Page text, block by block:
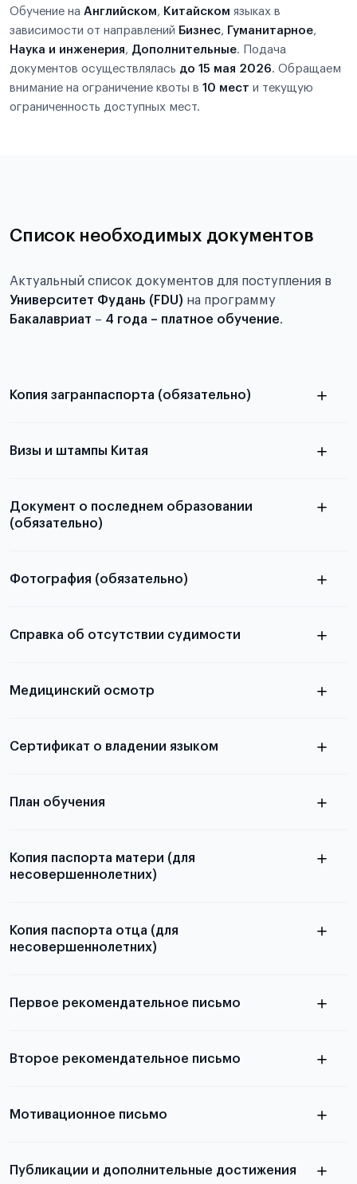
Обучение на Английском, Китайском языках в
зависимости от направлений Бизнес, Гуманитарное,
Наука и инженерия, Дополнительные. Подача
документов осуществлялась до 15 мая 2026. Обращаем
внимание на ограничение квоты в 10 мест и текущую
ограниченность доступных мест.
Список необходимых документов
Актуальный список документов для поступления в
Университет Фудань (FDU) на программу
Бакалавриат – 4 года – платное обучение.
Копия загранпаспорта (обязательно)
паспорта
Визы и штампы Китая
Документ о последнем образовании
(обязательно)
абитуриентов, изложена в статье.
Фотография (обязательно)
принимаются
Справка об отсутствии судимости
Медицинский осмотр
Для примеров заполнения и пустых
Сертификат о владении языком
План обучения
Копия паспорта матери (для
несовершеннолетних)
Копия паспорта отца (для
несовершеннолетних)
выезда
Первое рекомендательное письмо
письма
Второе рекомендательное письмо
письма
Мотивационное письмо
Публикации и дополнительные достижения